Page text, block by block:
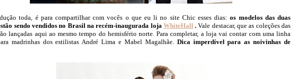
toda, é para compartilhar com vocês o que eu li no site Chic esses dias:os modelos das duas
sendo vendidos no Brasil na recém-inaugurada loja WhiteHall .Vale destacar, que as coleções das
lançadas aqui ao mesmo tempo do hemisfério norte. Para completar, a loja vai contar com uma linha
madrinhas dos estilistas André Lima e Mabel Magalhãe. Dica imperdível para as noivinhas de